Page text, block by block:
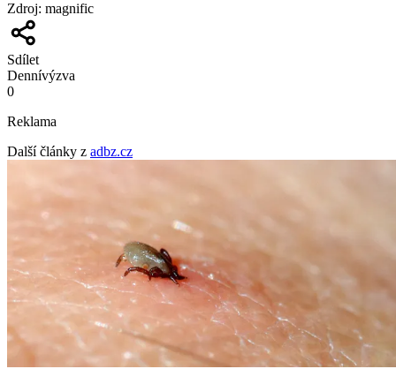
Zdroj: magnific
Sdílet
Dennívýzva
0
Reklama
Další články z adbz.cz